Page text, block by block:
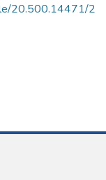
20.500.14471/2